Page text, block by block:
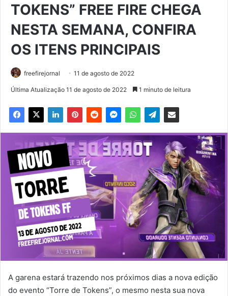
TOKENS” FREE FIRE CHEGA
NESTA SEMANA, CONFIRA
OS ITENS PRINCIPAIS
freefirejornal 11 de agosto de 2022
Última Atualização 11 de agosto de 2022 1 minuto de leitura
A garena estará trazendo nos próximos dias a nova edição
do evento “Torre de Tokens”, o mesmo nesta sua nova